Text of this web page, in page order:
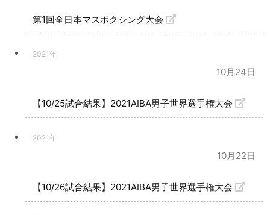
第1回全日本マスボクシング大会
2021年
10月24日
【10/25試合結果】2021AIBA男子世界選手権大会
2021年
10月22日
【10/26試合結果】2021AIBA男子世界選手権大会